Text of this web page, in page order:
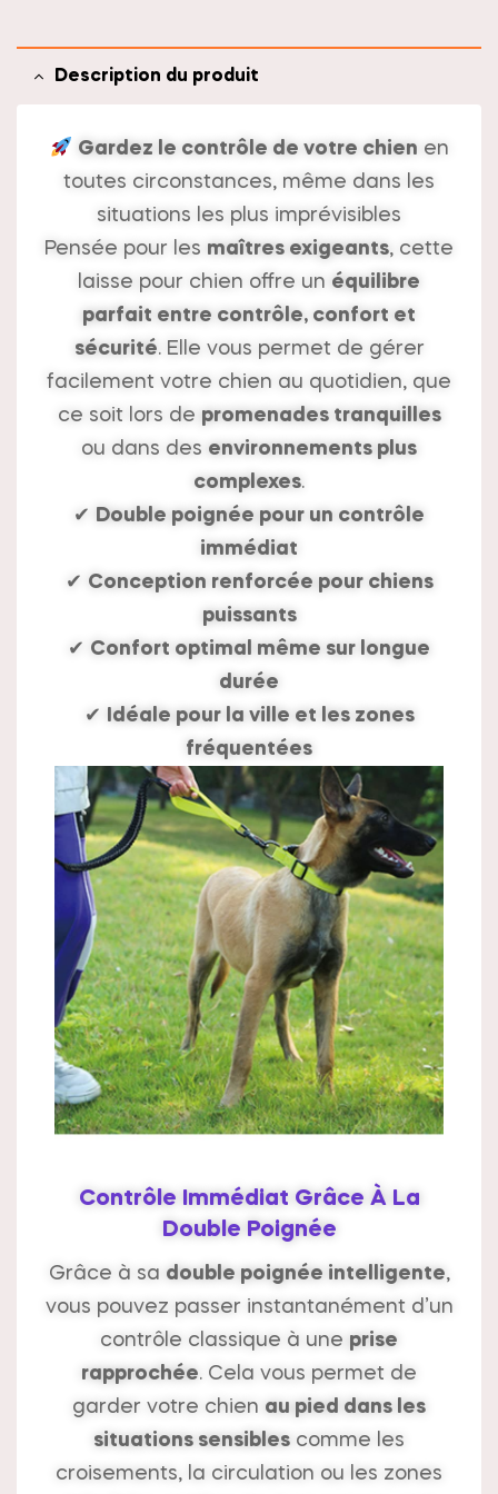
Description du produit
Gardez le contrôle de votre chien en
toutes circonstances, même dans les
situations les plus imprévisibles
Pensée pour les maîtres exigeants, cette
laisse pour chien offre un équilibre
parfait entre contrôle, confort et
sécurité. Elle vous permet de gérer
facilement votre chien au quotidien, que
ce soit lors de promenades tranquilles
ou dans des environnements plus
complexes.
✔ Double poignée pour un contrôle
immédiat
✔ Conception renforcée pour chiens
puissants
✔ Confort optimal même sur longue
durée
✔ Idéale pour la ville et les zones
fréquentées
Contrôle Immédiat Grâce À La
Double Poignée
Grâce à sa double poignée intelligente,
vous pouvez passer instantanément d’un
contrôle classique à une prise
rapprochée. Cela vous permet de
garder votre chien au pied dans les
situations sensibles comme les
croisements, la circulation ou les zones